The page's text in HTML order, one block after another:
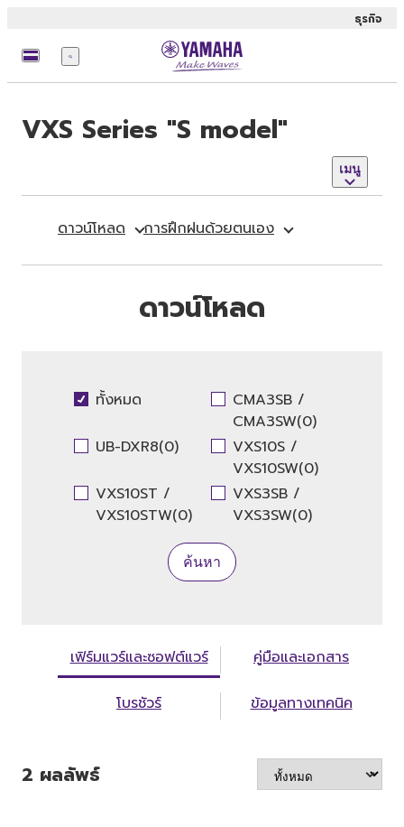
ธุรกิจ
เมนู
VXS Series "S model"
เมนู
ดาวน์โหลด การฝึกฝนด้วยตนเอง
ดาวน์โหลด
ทั้งหมด
CMA3SB /
CMA3SW(0)
UB-DXR8(0)
VXS10S /
VXS10SW(0)
VXS10ST /
VXS10STW(0)
VXS3SB /
VXS3SW(0)
ค้นหา
เฟิร์มแวร์และซอฟต์แวร์ คู่มือและเอกสาร
โบรชัวร์ ข้อมูลทางเทคนิค
2 ผลลัพธ์